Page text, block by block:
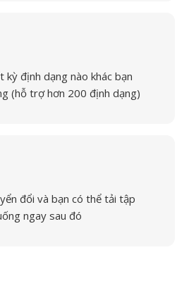
kỳ định dạng nào khác bạn
(hỗ trợ hơn 200 định dạng)
đổi và bạn có thể tải tập
ngay sau đó